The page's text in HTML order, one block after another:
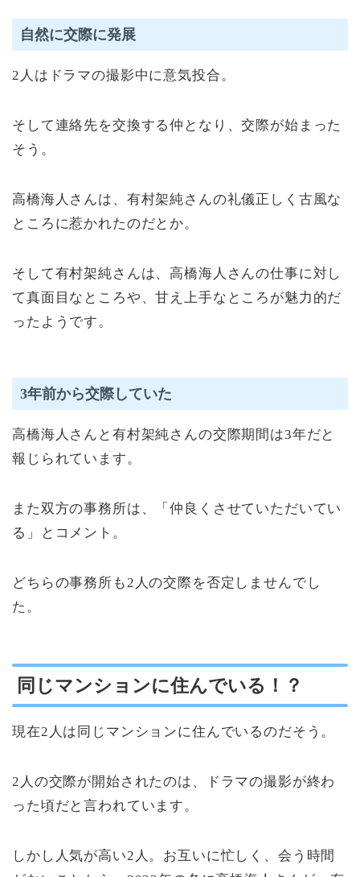
自然に交際に発展
2人はドラマの撮影中に意気投合。
そして連絡先を交換する仲となり、交際が始まった
そう。
高橋海人さんは、有村架純さんの礼儀正しく古風な
ところに惹かれたのだとか。
そして有村架純さんは、高橋海人さんの仕事に対し
て真面目なところや、甘え上手なところが魅力的だ
ったようです。
3年前から交際していた
高橋海人さんと有村架純さんの交際期間は3年だと
報じられています。
また双方の事務所は、「仲良くさせていただいてい
る」とコメント。
どちらの事務所も2人の交際を否定しませんでし
た。
同じマンションに住んでいる！？
現在2人は同じマンションに住んでいるのだそう。
2人の交際が開始されたのは、ドラマの撮影が終わ
った頃だと言われています。
しかし人気が高い2人。お互いに忙しく、会う時間